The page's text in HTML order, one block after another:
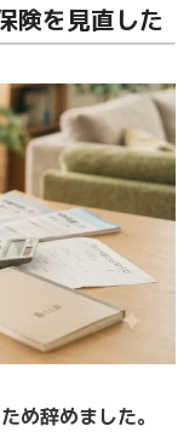
険を見直した
め辞めました。